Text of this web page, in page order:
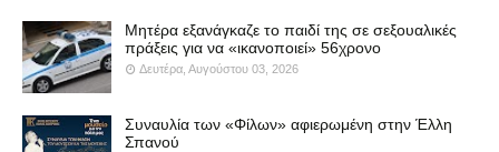
Μητέρα εξανάγκαζε το παιδί της σε σεξουαλικές
πράξεις για να «ικανοποιεί» 56χρονο
Δευτέρα, Αυγούστου 03, 2026
Συναυλία των «Φίλων» αφιερωμένη στην Έλλη
Σπανού